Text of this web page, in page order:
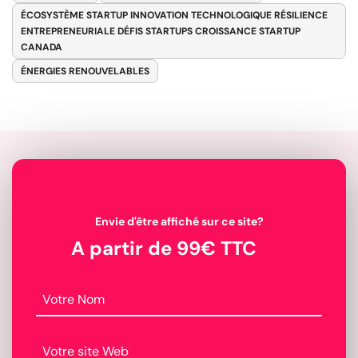
ÉCOSYSTÈME STARTUP INNOVATION TECHNOLOGIQUE RÉSILIENCE
ENTREPRENEURIALE DÉFIS STARTUPS CROISSANCE STARTUP
CANADA
ÉNERGIES RENOUVELABLES
Envie d'être affiché sur ce site?
A partir de 99€ TTC